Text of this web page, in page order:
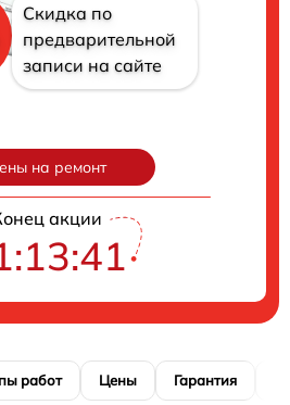
Скидка по
предварительной
записи на сайте
на ремонт
акции
работ Цены Гарантия